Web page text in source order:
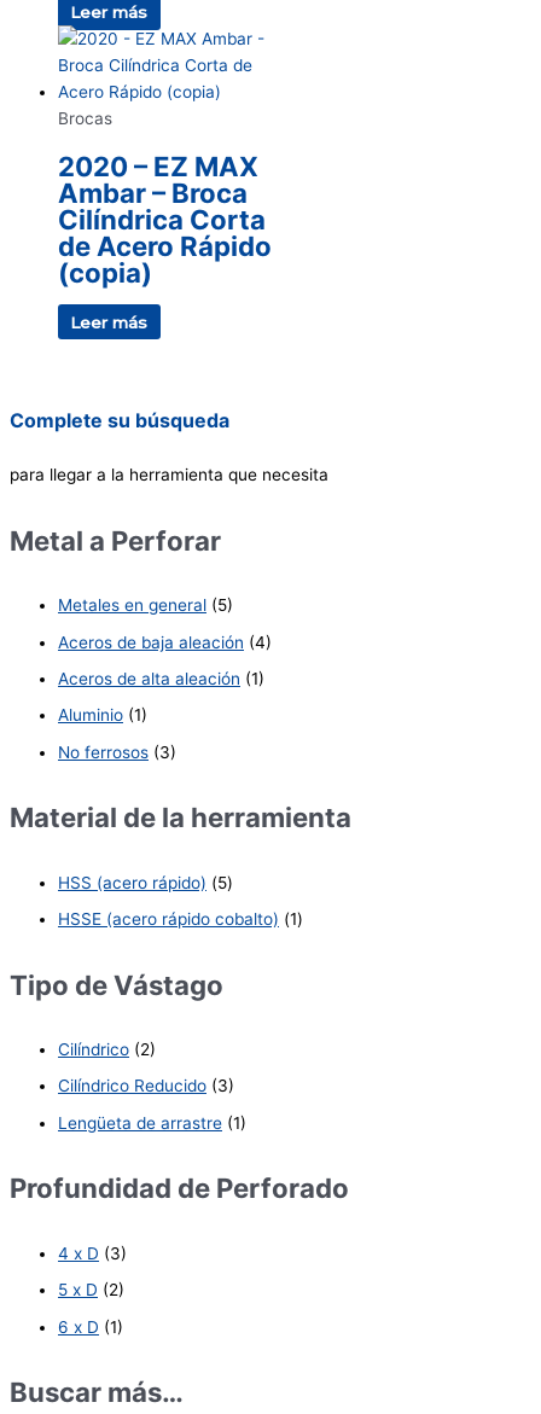
Leer más
Brocas
2020 – EZ MAX
Ambar – Broca
Cilíndrica Corta
de Acero Rápido
(copia)
Leer más
Complete su búsqueda
para llegar a la herramienta que necesita
Metal a Perforar
Metales en general (5)
Aceros de baja aleación (4)
Aceros de alta aleación (1)
Aluminio (1)
No ferrosos (3)
Material de la herramienta
HSS (acero rápido) (5)
HSSE (acero rápido cobalto) (1)
Tipo de Vástago
Cilíndrico (2)
Cilíndrico Reducido (3)
Lengüeta de arrastre (1)
Profundidad de Perforado
4 x D (3)
5 x D (2)
6 x D (1)
Buscar más…